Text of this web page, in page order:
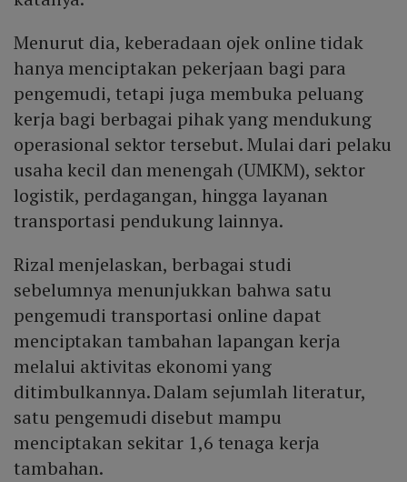
Menurut dia, keberadaan ojek online tidak
hanya menciptakan pekerjaan bagi para
pengemudi, tetapi juga membuka peluang
kerja bagi berbagai pihak yang mendukung
operasional sektor tersebut. Mulai dari pelaku
usaha kecil dan menengah (UMKM), sektor
logistik, perdagangan, hingga layanan
transportasi pendukung lainnya.
Rizal menjelaskan, berbagai studi
sebelumnya menunjukkan bahwa satu
pengemudi transportasi online dapat
menciptakan tambahan lapangan kerja
melalui aktivitas ekonomi yang
ditimbulkannya. Dalam sejumlah literatur,
satu pengemudi disebut mampu
menciptakan sekitar 1,6 tenaga kerja
tambahan.